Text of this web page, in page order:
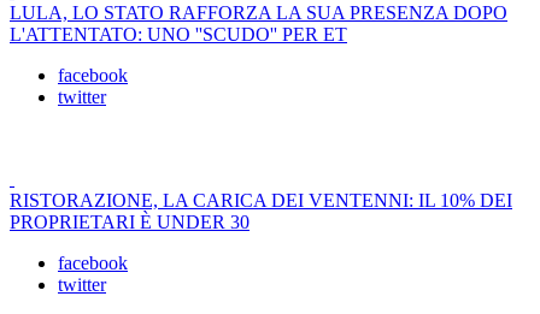
LULA, LO STATO RAFFORZA LA SUA PRESENZA DOPO
L'ATTENTATO: UNO ''SCUDO'' PER ET
facebook
twitter
RISTORAZIONE, LA CARICA DEI VENTENNI: IL 10% DEI
PROPRIETARI È UNDER 30
facebook
twitter